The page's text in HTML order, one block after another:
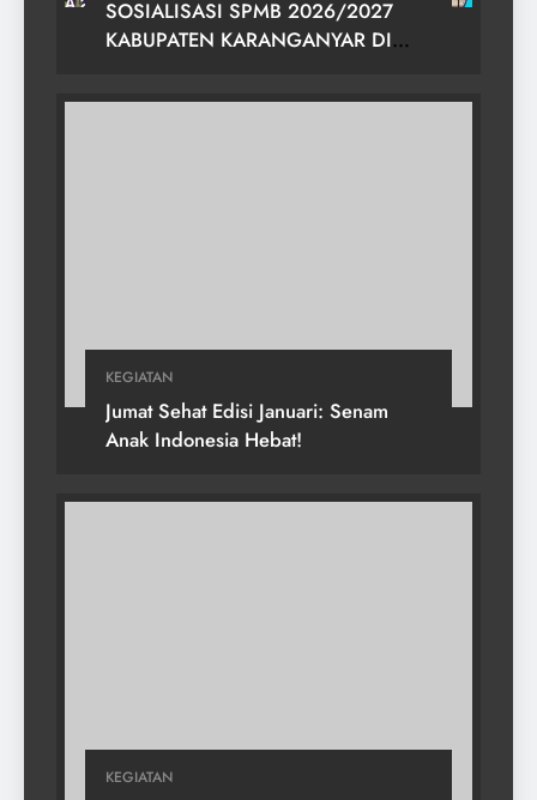
SOSIALISASI SPMB 2026/2027
KABUPATEN KARANGANYAR DI
KEGIATAN
Jumat Sehat Edisi Januari: Senam
Anak Indonesia Hebat!
KEGIATAN